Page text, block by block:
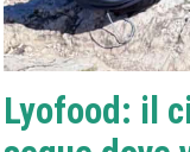
Lyofood: il